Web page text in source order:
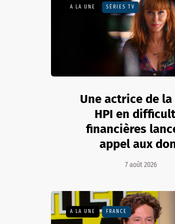
A LA UNE SÉRIES TV
Une actrice de
HPI en
financières
appel aux
7 août 2026
A LA UNE FRANCE